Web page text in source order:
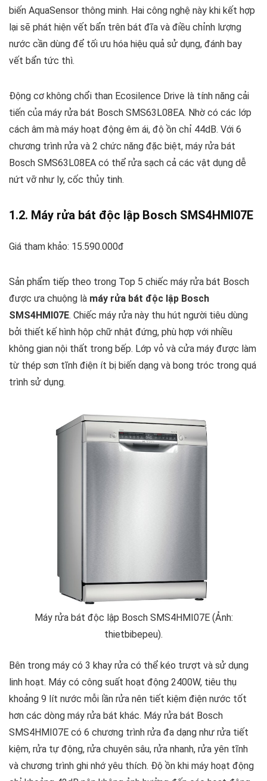
biến AquaSensor thông minh. Hai công nghệ này khi kết hợp
lại sẽ phát hiện vết bẩn trên bát đĩa và điều chỉnh lượng
nước cần dùng để tối ưu hóa hiệu quả sử dụng, đánh bay
vết bẩn tức thì.
Động cơ không chổi than Ecosilence Drive là tính năng cải
tiến của máy rửa bát Bosch SMS63L08EA. Nhờ có các lớp
cách âm mà máy hoạt động êm ái, độ ồn chỉ 44dB. Với 6
chương trình rửa và 2 chức năng đặc biệt, máy rửa bát
Bosch SMS63L08EA có thể rửa sạch cả các vật dụng dễ
nứt vỡ như ly, cốc thủy tinh.
1.2. Máy rửa bát độc lập Bosch SMS4HMI07E
Giá tham khảo: 15.590.000đ
Sản phẩm tiếp theo trong Top 5 chiếc máy rửa bát Bosch
được ưa chuộng là máy rửa bát độc lập Bosch
SMS4HMI07E. Chiếc máy rửa này thu hút người tiêu dùng
bởi thiết kế hình hộp chữ nhật đứng, phù hợp với nhiều
không gian nội thất trong bếp. Lớp vỏ và cửa máy được làm
từ thép sơn tĩnh điện ít bị biến dạng và bong tróc trong quá
trình sử dụng.
Máy rửa bát độc lập Bosch SMS4HMI07E (Ảnh:
thietbibepeu).
Bên trong máy có 3 khay rửa có thể kéo trượt và sử dụng
linh hoạt. Máy có công suất hoạt động 2400W, tiêu thụ
khoảng 9 lít nước mỗi lần rửa nên tiết kiệm điện nước tốt
hơn các dòng máy rửa bát khác. Máy rửa bát Bosch
SMS4HMI07E có 6 chương trình rửa đa dạng như rửa tiết
kiệm, rửa tự động, rửa chuyên sâu, rửa nhanh, rửa yên tĩnh
và chương trình ghi nhớ yêu thích. Độ ồn khi máy hoạt động